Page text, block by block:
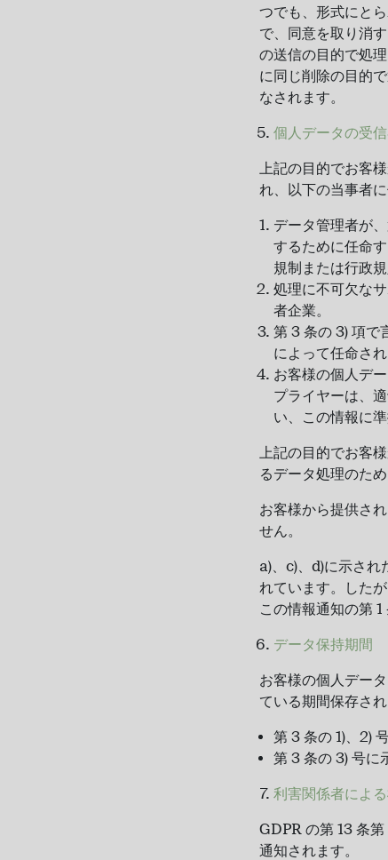
つでも、形式にと
で、同意を取り消
の送信の目的で処
に同じ削除の目的
なされます。
個人データの受
上記の目的でお客
れ、以下の当事者
データ管理者が
するために任命
規制または行政
処理に不可欠な
者企業。
第 3 条の 3) 項で
によって任命され
お客様の個人デ
プライヤーは、
い、この情報に
上記の目的でお客
るデータ処理のた
お客様から提供さ
せん。
a)、c)、d)に示され
れています。した
この情報通知の第
データ保持期間
お客様の個人デー
ている期間保存さ
第 3 条の 1)、2)
第 3 条の 3) 号に
利害関係者によ
GDPR の第 13 条
通知されます。